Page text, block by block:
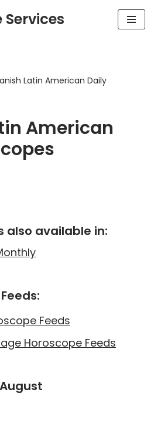
Services
Latin American Daily
American
also available in:
Feeds
Horoscope Feeds